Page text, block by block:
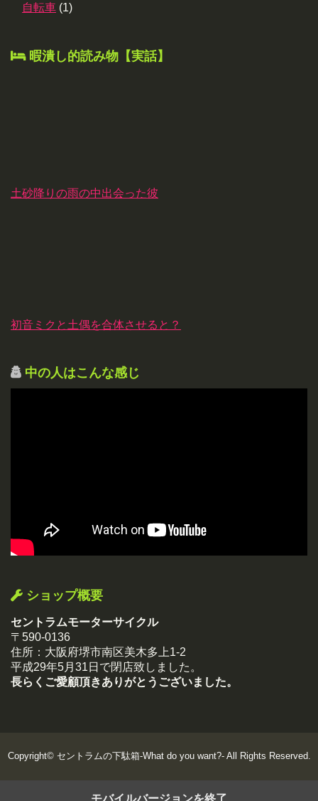
自転車 (1)
暇潰し的読み物【実話】
土砂降りの雨の中出会った彼
初音ミクと土偶を合体させると？
中の人はこんな感じ
ショップ概要
セントラムモーターサイクル
〒590-0136
住所：大阪府堺市南区美木多上1-2
平成29年5月31日で閉店致しました。
長らくご愛顧頂きありがとうございました。
Copyright© セントラムの下駄箱-What do you want?-All Rights Reserved.